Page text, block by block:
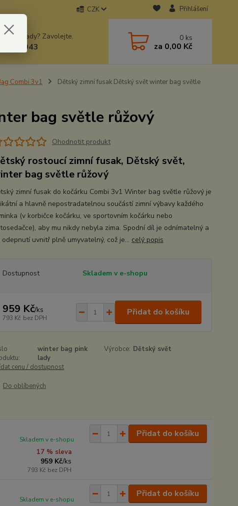
CZK Přihlášení
si rady? Zavolejte. 0 ks
za 0,00 Kč
Combi 3v1
Dětský zimní fusak Dětský svět winter bag světle
bag světle růžový
Ohodnotit produkt
rostoucí zimní fusak, Dětský svět,
bag světle růžový
zimní fusak do kočárku Combi 3v1 Winter bag světle růžový je
a hlavně nepostradatelnou součástí zimní výbavy každého
(v korbičce kočárku, ve sportovním kočárku nebo
aby mu nikdy nebyla zima. Spodní díl je odnímatelný a
odepnutí uvnitř plně umyvatelný, což je... celý popis
Dostupnost Skladem v e-shopu
959 Kč/ks
793 Kč bez DPH
Přidat do košíku
winter bag pink
lady
Výrobce: Dětský svět
cenu / dostupnost
Do oblíbených
17 % sleva
959 Kč/ks
793 Kč bez DPH
Skladem v e-shopu
Přidat do košíku
Skladem v e-shopu
Přidat do košíku